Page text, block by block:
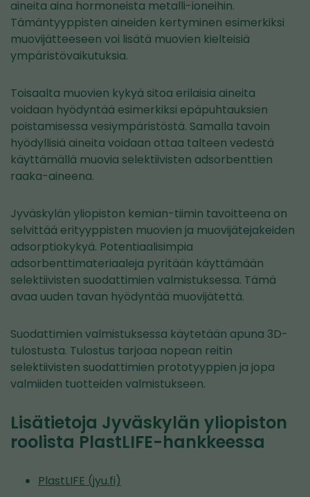
aineita aina hormoneista metalli-ioneihin.
Tämäntyyppisten aineiden kertyminen esimerkiksi
muovijätteeseen voi lisätä muovien kielteisiä
ympäristövaikutuksia.
Toisaalta muovien kykyä sitoa erilaisia aineita
voidaan hyödyntää esimerkiksi epäpuhtauksien
poistamisessa vesiympäristöstä. Samalla tavoin
hyödyllisiä aineita voidaan ottaa talteen vedestä
käyttämällä muovia selektiivisten adsorbenttien
raaka-aineena.
Jyväskylän yliopiston kemian-tiimin tavoitteena on
selvittää erityyppisten muovien ja muovijätejakeiden
adsorptiokykyä. Potentiaalisimpia
adsorbenttimateriaaleja pyritään käyttämään
selektiivisten suodattimien valmistuksessa. Tämä
avaa uuden tavan hyödyntää muovijätettä.
Suodattimien valmistuksessa käytetään apuna 3D-
tulostusta. Tulostus tarjoaa nopean reitin
selektiivisten suodattimien prototyyppien ja jopa
valmiiden tuotteiden valmistukseen.
Lisätietoja Jyväskylän yliopiston
roolista PlastLIFE-hankkeessa
PlastLIFE (jyu.fi)